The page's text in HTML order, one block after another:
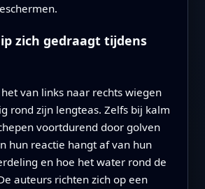
zich gedraagt tijdens
van links naar rechts wiegen
rond zijn lengteas. Zelfs bij kalm
voortdurend door golven
hun reactie hangt af van hun
en hoe het water rond de
auteurs richten zich op een